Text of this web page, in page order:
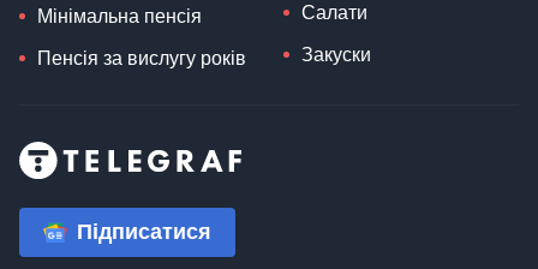
Мінімальна пенсія
Пенсія за вислугу років
Салати
Закуски
Підписатися